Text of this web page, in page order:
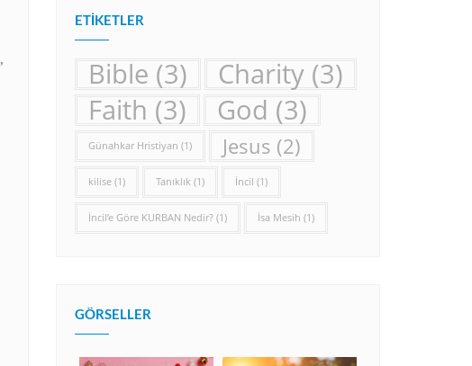
,
ETIKETLER
Bible (3) Charity (3)
Faith (3) God (3)
Günahkar Hristiyan (1) Jesus (2)
kilise (1) Tanıklık (1) İncil (1)
İncil’e Göre KURBAN Nedir? (1) İsa Mesih (1)
GÖRSELLER